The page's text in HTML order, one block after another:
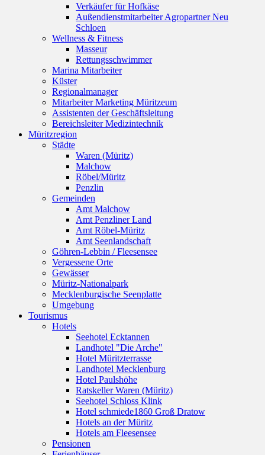
Verkäufer für Hofkäse
Außendienstmitarbeiter Agropartner Neu
Schloen
Wellness & Fitness
Masseur
Rettungsschwimmer
Marina Mitarbeiter
Küster
Regionalmanager
Mitarbeiter Marketing Müritzeum
Assistenten der Geschäftsleitung
Bereichsleiter Medizintechnik
Müritzregion
Städte
Waren (Müritz)
Malchow
Röbel/Müritz
Penzlin
Gemeinden
Amt Malchow
Amt Penzliner Land
Amt Röbel-Müritz
Amt Seenlandschaft
Göhren-Lebbin / Fleesensee
Vergessene Orte
Gewässer
Müritz-Nationalpark
Mecklenburgische Seenplatte
Umgebung
Tourismus
Hotels
Seehotel Ecktannen
Landhotel "Die Arche"
Hotel Müritzterrasse
Landhotel Mecklenburg
Hotel Paulshöhe
Ratskeller Waren (Müritz)
Seehotel Schloss Klink
Hotel schmiede1860 Groß Dratow
Hotels an der Müritz
Hotels am Fleesensee
Pensionen